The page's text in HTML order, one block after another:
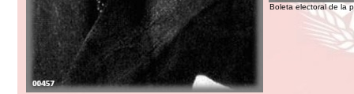
Boleta electoral de la